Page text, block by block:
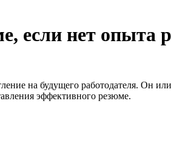
если нет опыта
на будущего работодателя. Он
эффективного резюме.